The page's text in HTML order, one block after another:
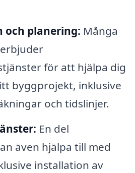
och planering: Många
för att hjälpa dig
byggprojekt, inklusive
och tidslinjer.
En del
även hjälpa till med
installation av